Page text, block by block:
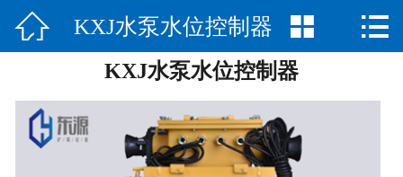
 网站首页
公司简介
产品展示
新闻中心
 KXJ水泵水位控制器  
KXJ水泵水位控制器